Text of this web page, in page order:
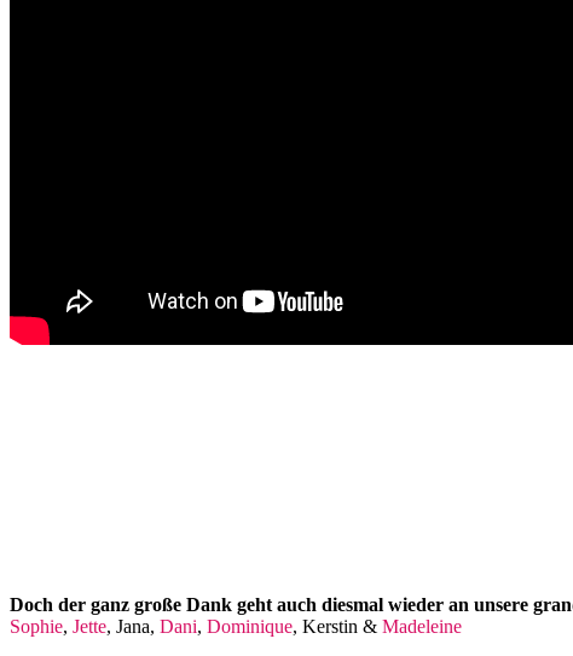
Doch der ganz große Dank geht auch diesmal wieder an unsere
Sophie, Jette, Jana, Dani, Dominique, Kerstin & Madeleine